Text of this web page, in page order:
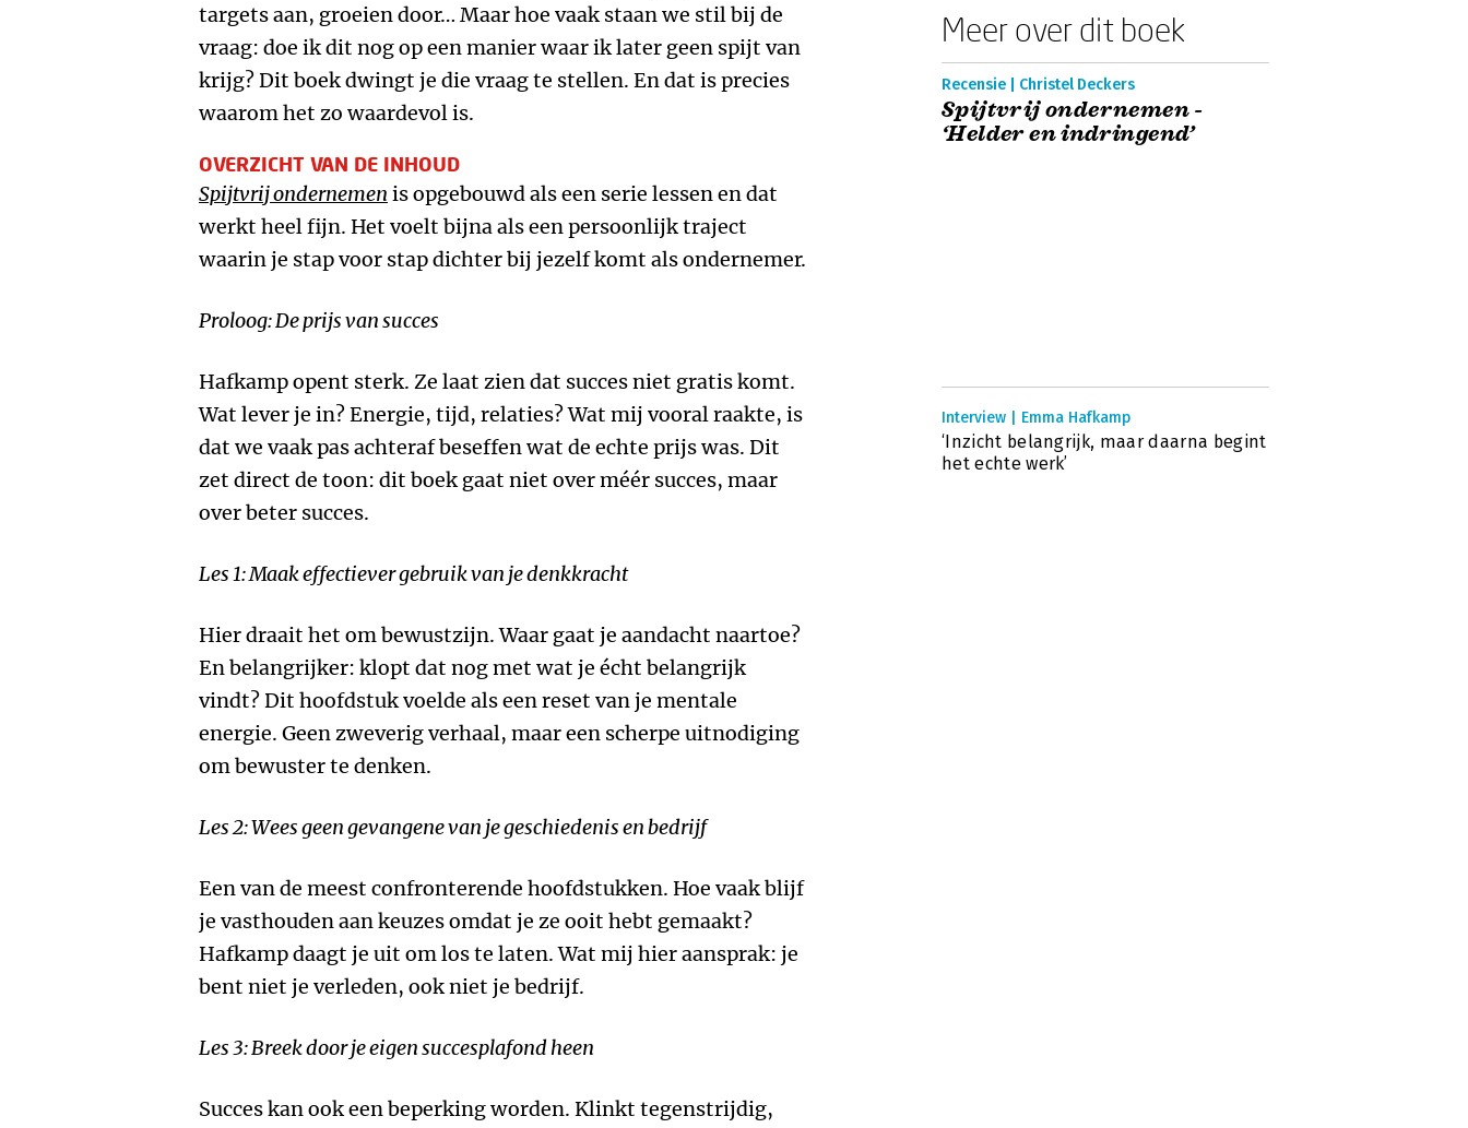
targets aan, groeien door… Maar hoe vaak staan we stil bij de
vraag: doe ik dit nog op een manier waar ik later geen spijt van
krijg? Dit boek dwingt je die vraag te stellen. En dat is precies
waarom het zo waardevol is.
OVERZICHT VAN DE INHOUD
Spijtvrij ondernemen is opgebouwd als een serie lessen en dat
werkt heel fijn. Het voelt bijna als een persoonlijk traject
waarin je stap voor stap dichter bij jezelf komt als ondernemer.
Proloog: De prijs van succes
Hafkamp opent sterk. Ze laat zien dat succes niet gratis komt.
Wat lever je in? Energie, tijd, relaties? Wat mij vooral raakte, is
dat we vaak pas achteraf beseffen wat de echte prijs was. Dit
zet direct de toon: dit boek gaat niet over méér succes, maar
over beter succes.
Les 1: Maak effectiever gebruik van je denkkracht
Hier draait het om bewustzijn. Waar gaat je aandacht naartoe?
En belangrijker: klopt dat nog met wat je écht belangrijk
vindt? Dit hoofdstuk voelde als een reset van je mentale
energie. Geen zweverig verhaal, maar een scherpe uitnodiging
om bewuster te denken.
Les 2: Wees geen gevangene van je geschiedenis en bedrijf
Een van de meest confronterende hoofdstukken. Hoe vaak blijf
je vasthouden aan keuzes omdat je ze ooit hebt gemaakt?
Hafkamp daagt je uit om los te laten. Wat mij hier aansprak: je
bent niet je verleden, ook niet je bedrijf.
Les 3: Breek door je eigen succesplafond heen
Succes kan ook een beperking worden. Klinkt tegenstrijdig,
Meer over dit boek
Recensie | Christel Deckers
Spijtvrij ondernemen -
‘Helder en indringend’
Interview | Emma Hafkamp
‘Inzicht belangrijk, maar daarna begint
het echte werk’